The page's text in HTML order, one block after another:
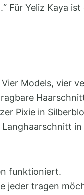
Für Yeliz Kaya ist
Models, vier
Pixie in
in
funktioniert.
jeder tragen